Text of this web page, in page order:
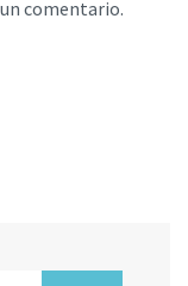
comentario.